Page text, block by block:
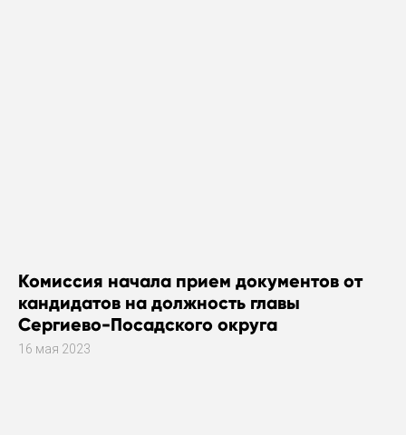
Комиссия начала прием документов от
кандидатов на должность главы
Сергиево-Посадского округа
16 мая 2023